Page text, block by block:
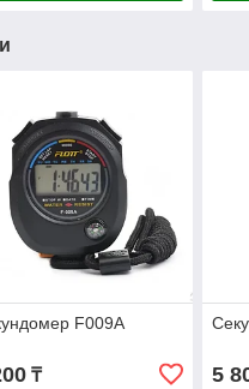
F009A
₸ 5